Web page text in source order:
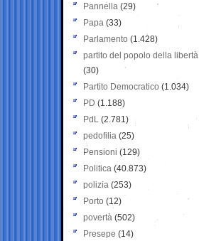
Pannella (29)
Papa (33)
Parlamento (1.428)
partito del popolo della libertà
(30)
Partito Democratico (1.034)
PD (1.188)
PdL (2.781)
pedofilia (25)
Pensioni (129)
Politica (40.873)
polizia (253)
Porto (12)
povertà (502)
Presepe (14)